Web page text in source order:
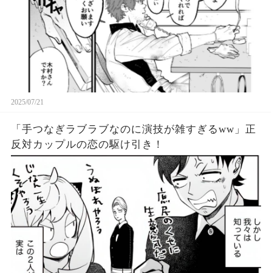
2025/07/21
「手つなぎラブラブなのに演技が雑すぎるww」正
反対カップルの恋の駆け引き！